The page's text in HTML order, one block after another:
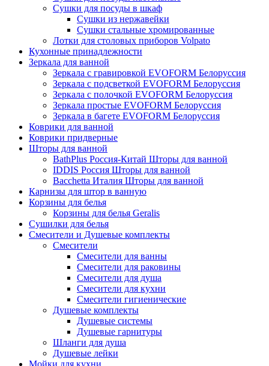
Сушки для посуды в шкаф
Сушки из нержавейки
Сушки стальные хромированные
Лотки для столовых приборов Volpato
Кухонные принадлежности
Зеркала для ванной
Зеркала с гравировкой EVOFORM Белоруссия
Зеркала с подсветкой EVOFORM Белоруссия
Зеркала с полочкой EVOFORM Белоруссия
Зеркала простые EVOFORM Белоруссия
Зеркала в багете EVOFORM Белоруссия
Коврики для ванной
Коврики придверные
Шторы для ванной
BathPlus Россия-Китай Шторы для ванной
IDDIS Россия Шторы для ванной
Bacchetta Италия Шторы для ванной
Карнизы для штор в ванную
Корзины для белья
Корзины для белья Geralis
Сушилки для белья
Смесители и Душевые комплекты
Смесители
Смесители для ванны
Смесители для раковины
Смесители для душа
Смесители для кухни
Смесители гигиенические
Душевые комплекты
Душевые системы
Душевые гарнитуры
Шланги для душа
Душевые лейки
Мойки для кухни